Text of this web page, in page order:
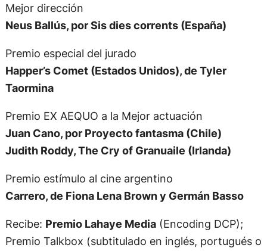
Mejor dirección
Neus Ballús, por Sis dies corrents (España)
Premio especial del jurado
Happer’s Comet (Estados Unidos), de Tyler
Taormina
Premio EX AEQUO a la Mejor actuación
Juan Cano, por Proyecto fantasma (Chile)
Judith Roddy, The Cry of Granuaile (Irlanda)
Premio estímulo al cine argentino
Carrero, de Fiona Lena Brown y Germán Basso
Recibe: Premio Lahaye Media(Encoding DCP);
Premio Talkbox (subtitulado en inglés, portugués o